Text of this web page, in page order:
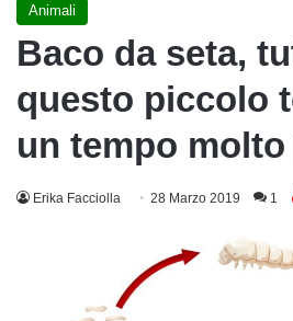
Animali
Baco da seta,
questo piccolo
un tempo
Erika Facciolla 28 Marzo 2019 1